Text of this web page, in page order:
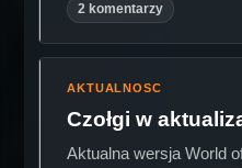
2 komentarzy
AKTUALNOSC
Czołgi w
Aktualna wersja World